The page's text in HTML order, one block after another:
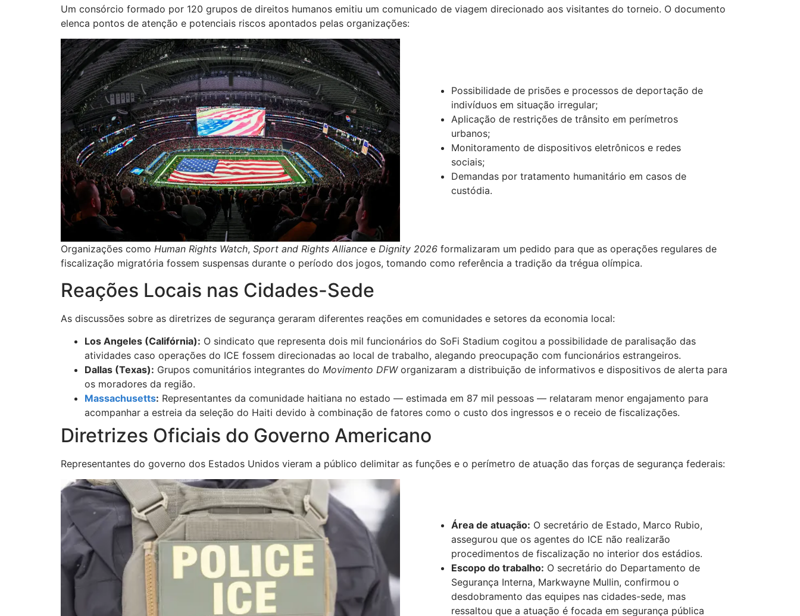
Um consórcio formado por 120 grupos de direitos humanos emitiu um comunicado de viagem direcionado aos visitantes do torneio. O documento
elenca pontos de atenção e potenciais riscos apontados pelas organizações:
Possibilidade de prisões e processos de deportação de
indivíduos em situação irregular;
Aplicação de restrições de trânsito em perímetros
urbanos;
Monitoramento de dispositivos eletrônicos e redes
sociais;
Demandas por tratamento humanitário em casos de
custódia.
Organizações como Human Rights Watch, Sport and Rights Alliance e Dignity 2026 formalizaram um pedido para que as operações regulares de
fiscalização migratória fossem suspensas durante o período dos jogos, tomando como referência a tradição da trégua olímpica.
Reações Locais nas Cidades-Sede
As discussões sobre as diretrizes de segurança geraram diferentes reações em comunidades e setores da economia local:
Los Angeles (Califórnia): O sindicato que representa dois mil funcionários do SoFi Stadium cogitou a possibilidade de paralisação das
atividades caso operações do ICE fossem direcionadas ao local de trabalho, alegando preocupação com funcionários estrangeiros.
Dallas (Texas): Grupos comunitários integrantes do Movimento DFWorganizaram a distribuição de informativos e dispositivos de alerta para
os moradores da região.
Massachusetts: Representantes da comunidade haitiana no estado — estimada em 87 mil pessoas — relataram menor engajamento para
acompanhar a estreia da seleção do Haiti devido à combinação de fatores como o custo dos ingressos e o receio de fiscalizações.
Diretrizes Oficiais do Governo Americano
Representantes do governo dos Estados Unidos vieram a público delimitar as funções e o perímetro de atuação das forças de segurança federais:
Área de atuação: O secretário de Estado, Marco Rubio,
assegurou que os agentes do ICE não realizarão
procedimentos de fiscalização no interior dos estádios.
Escopo do trabalho: O secretário do Departamento de
Segurança Interna, Markwayne Mullin, confirmou o
desdobramento das equipes nas cidades-sede, mas
ressaltou que a atuação é focada em segurança pública